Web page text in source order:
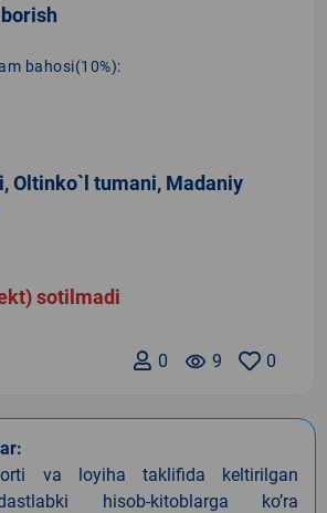
bahosi(10%):
Oltinko`l tumani, Madaniy
sotilmadi
0
remove_red_eye 9
0
va loyiha taklifida keltirilgan
hisob-kitoblarga koʼra